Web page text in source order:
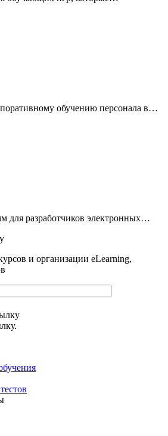
обучению персонала в…
для разработчиков электронных…
и организации eLearning,